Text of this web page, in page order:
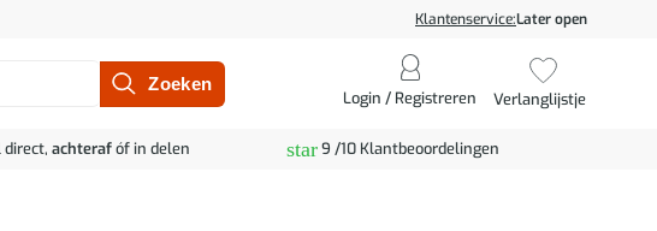
Klantenservice:Later open
Login / Registreren Verlanglijstje
direct, achterafóf in delen star9 /10 Klantbeoordelingen